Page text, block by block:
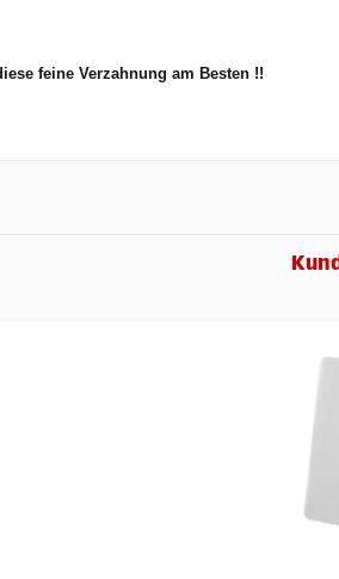
feine Verzahnung am Besten !!